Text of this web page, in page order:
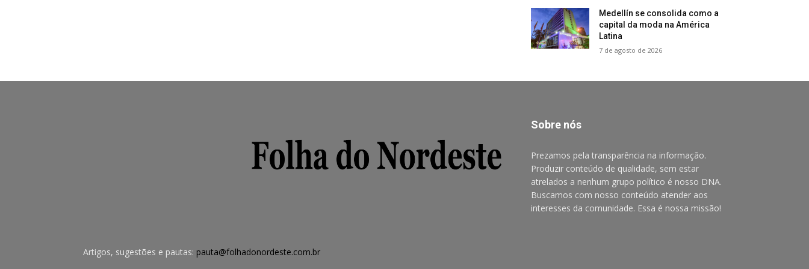
Medellín se consolida como a
capital da moda na América
Latina
7 de agosto de 2026
Sobre nós
Prezamos pela transparência na informação.
Produzir conteúdo de qualidade, sem estar
atrelados a nenhum grupo político é nosso DNA.
Buscamos com nosso conteúdo atender aos
interesses da comunidade. Essa é nossa missão!
Artigos, sugestões e pautas: pauta@folhadonordeste.com.br